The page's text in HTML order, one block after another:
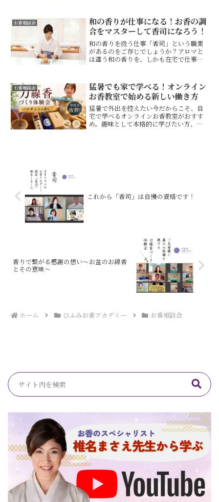
かを考えるタイミング...
お香相談会
和の香りが仕事になる！お香の調
合をマスターして香司になろう！
和の香りを扱う仕事「香司」という職業
があるのをご存じでしょうか？アロマと
は違う和の香りを、しかも在宅で仕事に
お香相談会
猛暑でも家で学べる！オンライン
お香教室で始める新しい働き方
猛暑で外出を控えたい今だからこそ、自
宅で学べるオンラインお香教室がおすす
め。趣味として本格的に学びたい方、お
これから「香司」は自慢の資格です！
香りで繋がる感謝の想い〜お盆のお線香
とその意味〜
ホーム ひふみお香アカデミー お香相談会